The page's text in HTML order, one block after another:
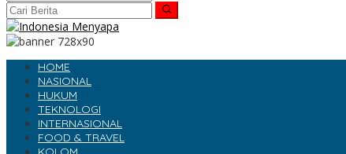
HOME
NASIONAL
HUKUM
TEKNOLOGI
INTERNASIONAL
FOOD & TRAVEL